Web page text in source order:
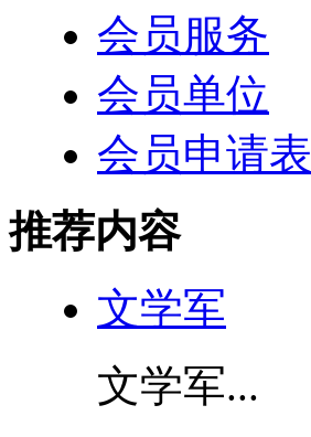
会员服务
会员单位
会员申请表
推荐内容
文学军
文学军...